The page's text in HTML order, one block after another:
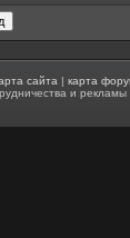
сайта |карта
и